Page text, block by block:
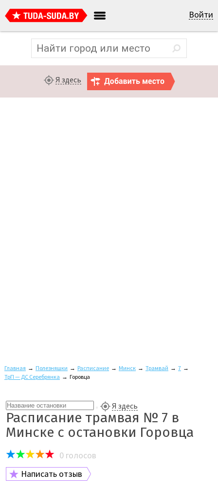
Войти
Я здесь
Главная → Полезняшки → Расписание → Минск → Трамвай → 7 →
ТрП — ДС Серебрянка → Горовца
Я здесь
Расписание трамвая № 7 в
Минске с остановки Горовца
0 голосов
Написать отзыв